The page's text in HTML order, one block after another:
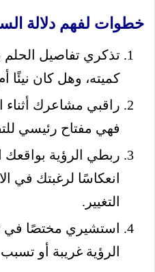
خطوات لفهم دلالة
تذكري تفاصيل
كميته، وهل كان نيئًا
راقبي مشاعرك أثناء
فهي مفتاح رئيسي
ربطي الرؤية بواقعك
انعكاسًا لرغبتك في
التغيير.
استشيري مختصًا في
الرؤية غريبة أو